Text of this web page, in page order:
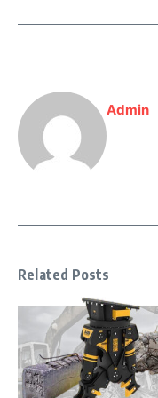
Admin
Related Posts